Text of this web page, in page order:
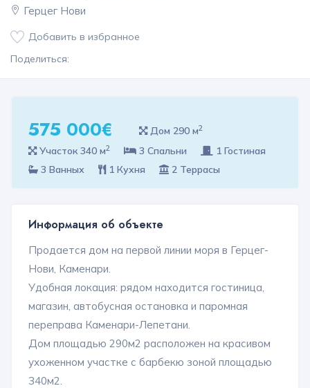
Герцег Нови
Добавить в избранное
Поделиться:
575 000€ Дом 290 м2
Участок 340 м2 3 Спальни
1 Гостиная
3 Ванных
1 Кухня 2 Террасы
Информация об объекте
Продается дом на первой линии моря в Герцег-
Нови, Каменари.
Удобная локация: рядом находится гостиница,
магазин, автобусная остановка и паромная
переправа Каменари-Лепетани.
Дом площадью 290м2 расположен на красивом
ухоженном участке с барбекю зоной площадью
340м2.